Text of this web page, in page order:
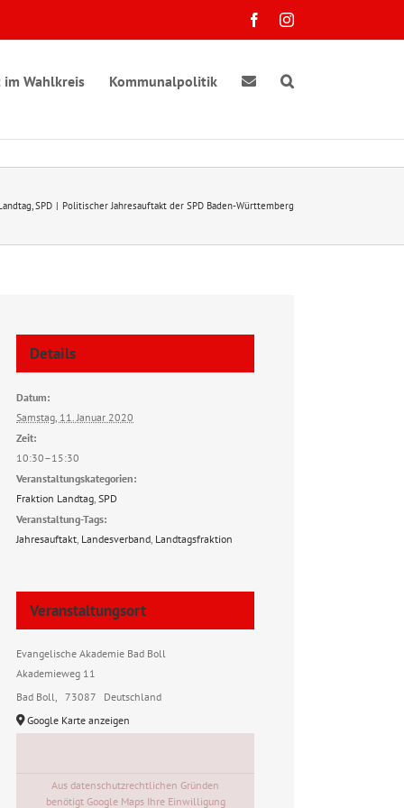
FacebookInstagram
im Wahlkreis Kommunalpolitik
SPD Politischer Jahresauftakt der SPD Baden-Württemberg
Details
Datum:
Samstag, 11. Januar 2020
Zeit:
10:30–15:30
Veranstaltungskategorien:
Fraktion Landtag SPD
Veranstaltung-Tags:
Jahresauftakt Landesverband Landtagsfraktion
Veranstaltungsort
Evangelische Akademie Bad Boll
Akademieweg 11
Bad Boll
73087
Deutschland
Google Karte anzeigen
Aus datenschutzrechtlichen Gründen
benötigt Google Maps Ihre Einwilligung